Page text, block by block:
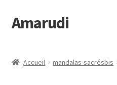
Aller
à
navigation
Aller
au
Amarudi
Accueil mandalas-sacrésbis